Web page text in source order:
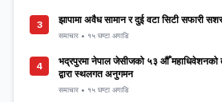
3 झापामा अवैध सामान र दुई वटा सिटी सफारी
समाचार • १५ घण्टा अगाडि
4
भद्रपुरमा नेपाल जेसीजको ५३ औँ महाधिवेशनको
द्वारा स्थलगत अनुगमन
समाचार • १५ घण्टा अगाडि